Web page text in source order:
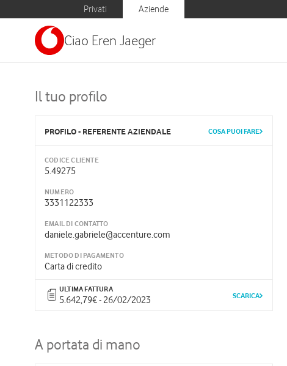
Privati Aziende
Ciao Eren Jaeger
Il tuo profilo
PROFILO - REFERENTE AZIENDALE COSA PUOI FARE
CODICE CLIENTE
5.49275
NUMERO
3331122333
EMAIL DI CONTATTO
daniele.gabriele@accenture.com
METODO DI PAGAMENTO
Carta di credito
ULTIMA FATTURA
5.642,79€ - 26/02/2023 SCARICA
A portata di mano